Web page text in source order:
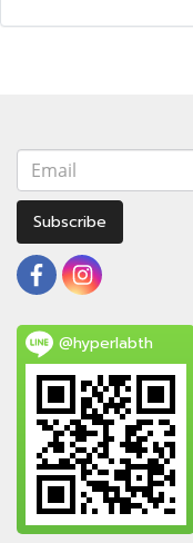
Subscribe
@hyperlabth